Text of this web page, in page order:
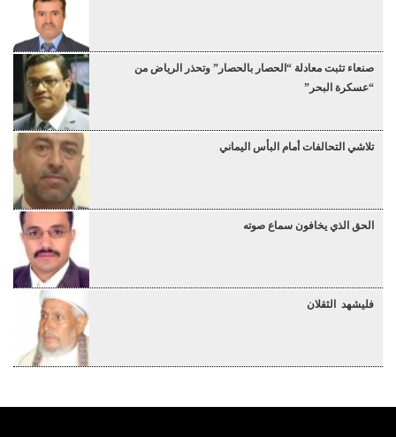
صنعاء تثبت معادلة “الحصار بالحصار” وتحذر الرياض من
“عسكرة البحر”
تلاشي التحالفات أمام البأس اليماني
الحق الذي يخافون سماع صوته
فليشهد الثقلان